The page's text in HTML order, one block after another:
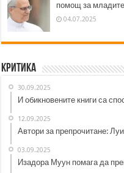
помощ за
04.07.2025
Критика
30.09.2025
И обикновените книги са
12.09.2025
Автори за препрочитане:
03.09.2025
Изадора Муун помага да